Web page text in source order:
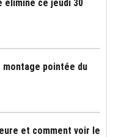
éliminé ce jeudi 30
montage pointée du
et comment voir le